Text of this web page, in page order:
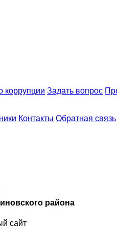
коррупции Задать вопрос
Контакты Обратная связь
района
сайт